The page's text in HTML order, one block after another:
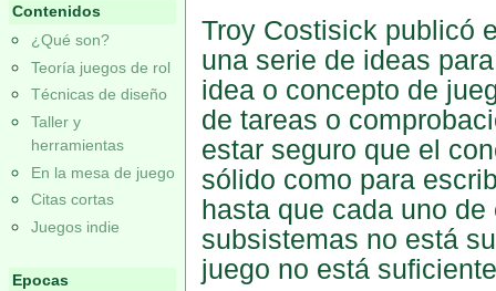
Contenidos
¿Qué son?
Teoría juegos de rol
Técnicas de diseño
Taller y
herramientas
En la mesa de juego
Citas cortas
Juegos indie
Epocas
Troy Costisick publicó
una serie de ideas
idea o concepto de
de tareas o
estar seguro que el
sólido como para
hasta que cada uno
subsistemas no está
juego no está